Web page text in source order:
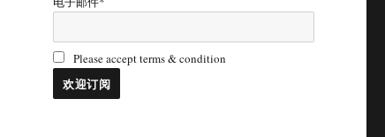
Please accept terms & condition